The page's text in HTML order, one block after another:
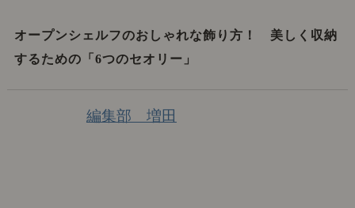
オープンシェルフのおしゃれな飾り方！ 美しく収納
するための「6つのセオリー」
編集部 増田